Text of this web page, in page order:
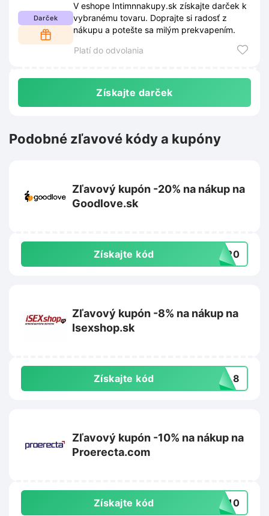
Darček
V eshope Intimnnakupy.sk získajte darček k
vybranému tovaru. Doprajte si radosť z
nákupu a potešte sa milým prekvapením.
Platí do odvolania
Získajte darček
Podobné zľavové kódy a kupóny
Zľavový kupón -20% na nákup na
Goodlove.sk
Získajte kód TO20
Zľavový kupón -8% na nákup na
Isexshop.sk
Získajte kód AFL8
Zľavový kupón -10% na nákup na
Proerecta.com
Získajte kód VA10